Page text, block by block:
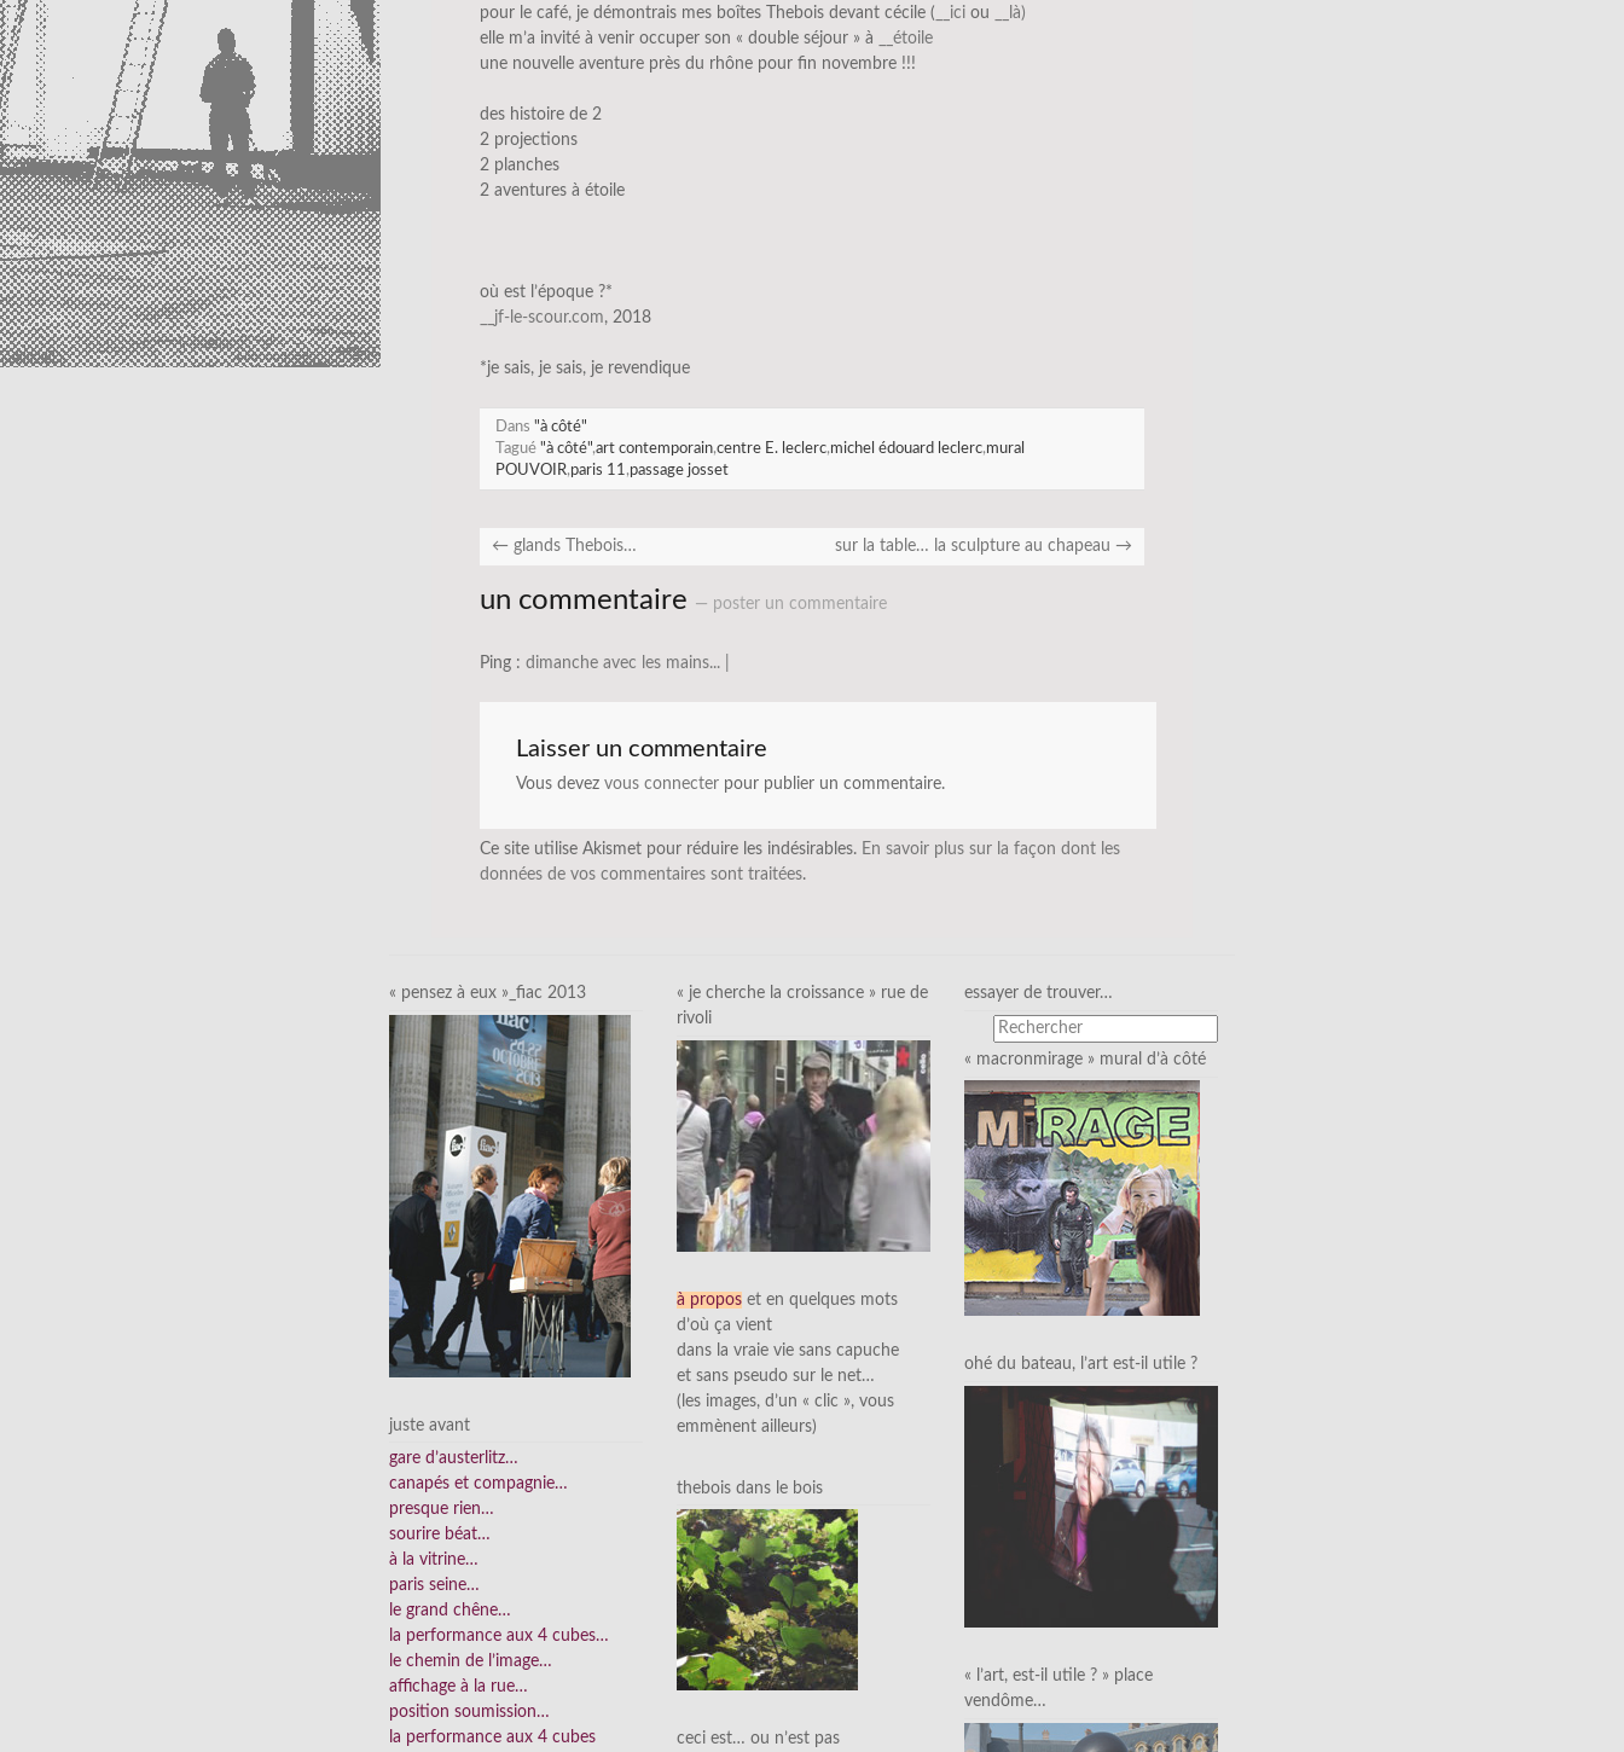
pour le café, je démontrais mes boîtes Thebois devant cécile ( __ici ou
__là)
elle m’a invité à venir occuper son « double séjour » à
__étoile
une nouvelle aventure près du rhône pour fin novembre !!!
des histoire de 2
2 projections
2 planches
2 aventures à étoile
où est l’époque ?*
__jf-le-scour.com, 2018
*je sais, je sais, je revendique
Dans "à côté"
Tagué "à côté",art contemporain,centre E. leclerc,michel édouard leclerc,mural
POUVOIR,paris 11,passage josset
← glands Thebois… sur la table… la sculpture au chapeau →
un commentaire — poster un commentaire
Ping : dimanche avec les mains... |
Laisser un commentaire
Vous devez vous connecter pour publier un commentaire.
Ce site utilise Akismet pour réduire les indésirables. En savoir plus sur la façon dont les
données de vos commentaires sont traitées.
« pensez à eux »_fiac 2013
juste avant
gare d’austerlitz…
canapés et compagnie…
presque rien…
sourire béat…
à la vitrine…
paris seine…
le grand chêne…
la performance aux 4 cubes…
le chemin de l’image…
affichage à la rue…
position soumission…
la performance aux 4 cubes
« je cherche la croissance » rue de
rivoli
à propos et en quelques mots
d’où ça vient
dans la vraie vie sans capuche
et sans pseudo sur le net…
(les images, d’un « clic », vous
emmènent ailleurs)
thebois dans le bois
ceci est… ou n’est pas
essayer de trouver…
« macronmirage » mural d’à côté
ohé du bateau, l’art est-il utile ?
« l’art, est-il utile ? » place
vendôme…